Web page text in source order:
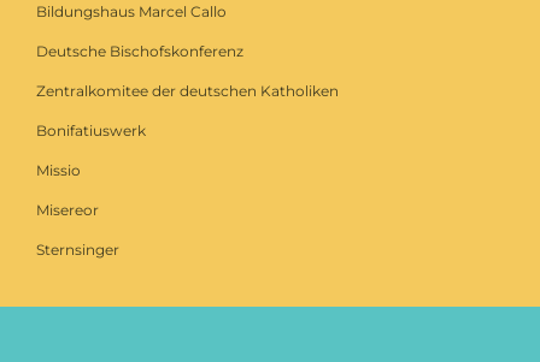
Bildungshaus Marcel Callo
Deutsche Bischofskonferenz
Zentralkomitee der deutschen Katholiken
Bonifatiuswerk
Missio
Misereor
Sternsinger